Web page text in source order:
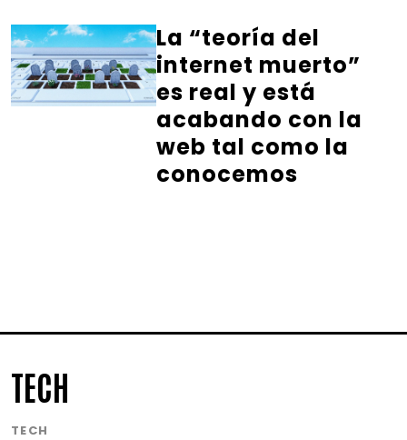
La “teoría del
internet muerto”
es real y está
acabando con la
web tal como la
conocemos
TECH
TECH